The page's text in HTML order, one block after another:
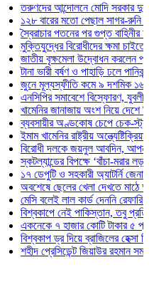
তরুণদের আন্দোলনে মোদি সরকার দুর্বল
১২৮ বারের মতো পেছাল সাগর-রুনি হত্যা
স্বৈরাচার পতনের পর গুপ্ত বাহিনীর
মুক্তিযুদ্ধের বিরোধীদের ক্ষমা চাইতে হবে:
জাতীয় বৃক্ষমেলা উদ্বোধন করলেন
টানা ভারী বর্ষণ ও পাহাড়ি ঢলে পানিবন্দি
জুনে মূল্যস্ফীতি কমে ৯ দশমিক ১৬ শতাংশ
এনসিপির সমাবেশে বিস্ফোরণ, যুবলীগের দুই
খামেনির জানাজায় অংশ নিয়ে দেশে
ব্যবসায়ীর অণ্ডকোষ চেপে চেক-স্ট্যাম্পে
ইমাম খামেনির রাষ্ট্রীয় অন্ত্যেষ্টিক্রিয়ায়
বিরোধী দলকে জয়নুল আবদিন, আপনারা ৭১
স্কটল্যান্ডের বিপক্ষে ‘বাঁচা-মরার লড়াইয়ে’
১৭ ডেপুটি ও সহকারী অ্যাটর্নি জেনারেলের
অবশেষে ছেলের খেলা দেখতে মাঠে আসছেন
মেসি বলেই লাল কার্ড দেননি রেফারি! ফাউল
বিশ্বকাপে নেই পাকিস্তান, তবু প্রতিটি
একনেকে ৭ হাজার কোটি টাকার ৫
বিশ্বকাপ ড্র দিয়ে ব্রাজিলের হেক্সা মিশন শুরু
শহীদ প্রেসিডেন্ট জিয়াউর রহমান সমাধিতে